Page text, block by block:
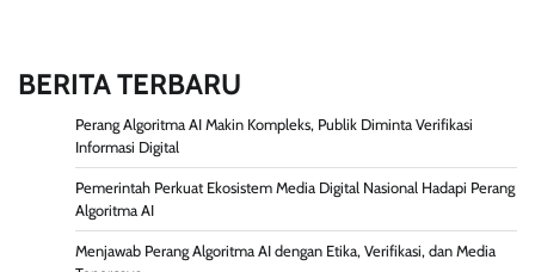
BERITA TERBARU
Perang Algoritma AI Makin Kompleks, Publik Diminta Verifikasi
Informasi Digital
Pemerintah Perkuat Ekosistem Media Digital Nasional Hadapi Perang
Algoritma AI
Menjawab Perang Algoritma AI dengan Etika, Verifikasi, dan Media